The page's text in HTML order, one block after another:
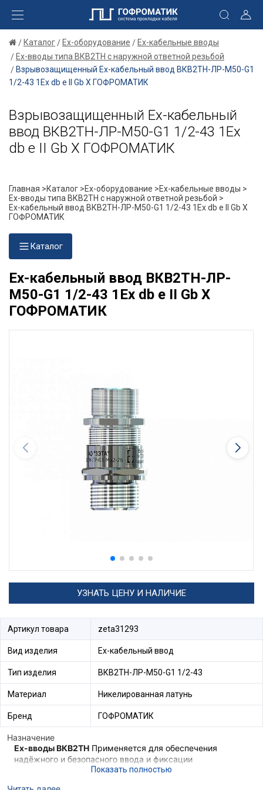
Каталог Ex-оборудование
Ex-кабельные вводы
Ex-вводы типа ВКВ2ТН с наружной ответной резьбой
Взрывозащищенный Ех-кабельный ввод ВКВ2ТН-ЛР-М50-G1
1/2-43 1Ex db e II Gb X ГОФРОМАТИК
Взрывозащищенный Ех-кабельный
ввод ВКВ2ТН-ЛР-М50-G1 1/2-43 1Ex
db e II Gb X ГОФРОМАТИК
Главная >Каталог >Ex-оборудование >Ex-кабельные вводы >
Ex-вводы типа ВКВ2ТН с наружной ответной резьбой >
Ех-кабельный ввод ВКВ2ТН-ЛР-М50-G1 1/2-43 1Ex db e II Gb X
ГОФРОМАТИК
Каталог
Ех-кабельный ввод ВКВ2ТН-ЛР-
М50-G1 1/2-43 1Ex db e II Gb X
ГОФРОМАТИК
УЗНАТЬ ЦЕНУ И НАЛИЧИЕ
Артикул товара zeta31293
Вид изделия Ех-кабельный ввод
Тип изделия ВКВ2ТН-ЛР-М50-G1 1/2-43
Материал Никелированная латунь
Бренд ГОФРОМАТИК
Назначение
Ex-вводы ВКВ2ТН Применяется для обеспечения
надёжного и безопасного ввода и фиксации
небронированного кабеля, проложенного в трубе в